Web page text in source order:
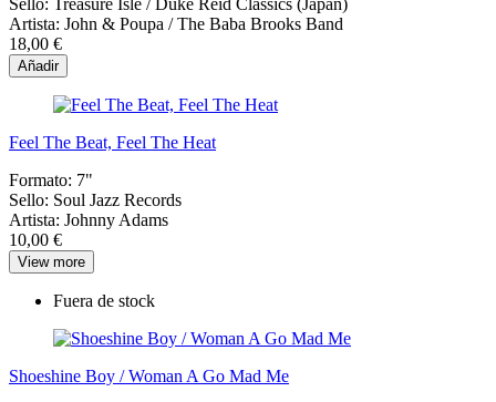
Artista: John & Poupa / The Baba Brooks Band
18,00 €
Añadir
Feel The Beat, Feel The Heat
Formato: 7"
Sello: Soul Jazz Records
Artista: Johnny Adams
10,00 €
View more
Fuera de stock
Shoeshine Boy / Woman A Go Mad Me